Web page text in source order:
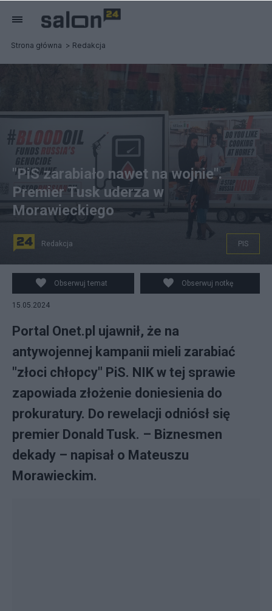
Strona główna Redakcja
"PiS zarabiało nawet na wojnie".
Premier Tusk uderza w
Morawieckiego
Redakcja PIS
Obserwuj temat Obserwuj notkę
15.05.2024
Portal Onet.pl ujawnił, że na
antywojennej kampanii mieli zarabiać
"złoci chłopcy" PiS. NIK w tej sprawie
zapowiada złożenie doniesienia do
prokuratury. Do rewelacji odniósł się
premier Donald Tusk. – Biznesmen
dekady – napisał o Mateuszu
Morawieckim.